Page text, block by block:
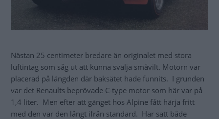
Nästan 25 centimeter bredare än originalet med stora
luftintag som såg ut att kunna svälja småvilt. Motorn var
placerad på längden där baksätet hade funnits. I grunden
var det Renaults beprövade C-type motor som här var på
1,4 liter. Men efter att gänget hos Alpine fått härja fritt
med den var den långt ifrån standard. Här satt både